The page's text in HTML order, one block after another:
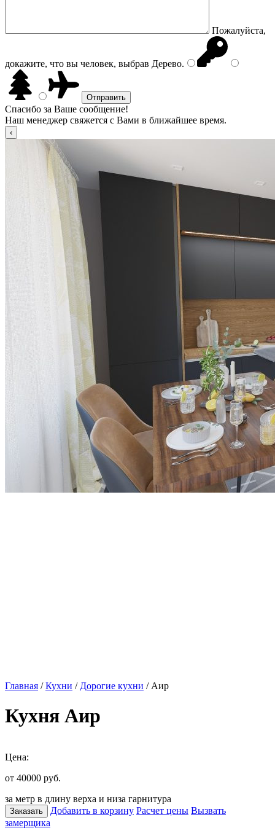
Пожалуйста,
докажите, что вы человек, выбрав Дерево.
Спасибо за Ваше сообщение!
Наш менеджер свяжется с Вами в ближайшее время.
Главная /Кухни / Дорогие кухни / Аир
Кухня Аир
Цена:
от 40000 руб.
за метр в длину верха и низа гарнитура
Заказать Добавить в корзину Расчет цены Вызвать
замерщика